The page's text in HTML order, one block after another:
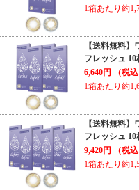
1箱あたり約
【送料無料
フレッシュ 10
6,640円
（税込
1箱あたり約
【送料無料
フレッシュ 10
9,420円
（税込
1箱あたり約